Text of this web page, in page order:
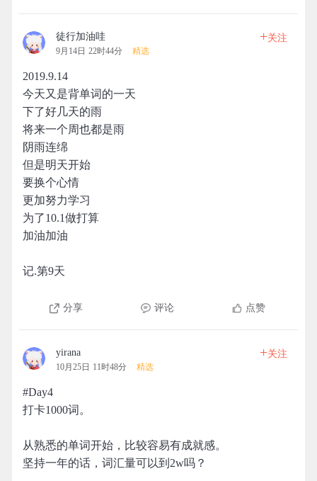
徒行加油哇
9月14日 22时44分 精选
+关注
2019.9.14
今天又是背单词的一天
下了好几天的雨
将来一个周也都是雨
阴雨连绵
但是明天开始
要换个心情
更加努力学习
为了10.1做打算
加油加油
记.第9天
分享 评论 点赞
yirana
10月25日 11时48分 精选
+关注
#Day4
打卡1000词。
从熟悉的单词开始，比较容易有成就感。
坚持一年的话，词汇量可以到2w吗？